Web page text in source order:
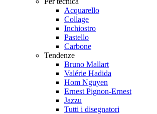
Acquarello
Collage
Inchiostro
Pastello
Carbone
Tendenze
Bruno Mallart
Valérie Hadida
Hom Nguyen
Ernest Pignon-Ernest
Jazzu
Tutti i disegnatori